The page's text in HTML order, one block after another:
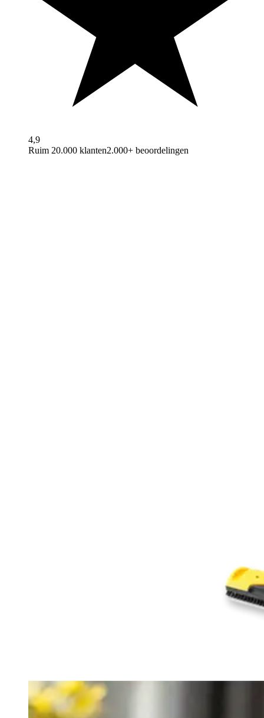
4,9
Ruim 20.000 klanten2.000+ beoordelingen